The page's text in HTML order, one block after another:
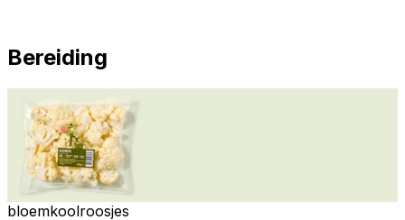
Bereiding
bloemkoolroosjes